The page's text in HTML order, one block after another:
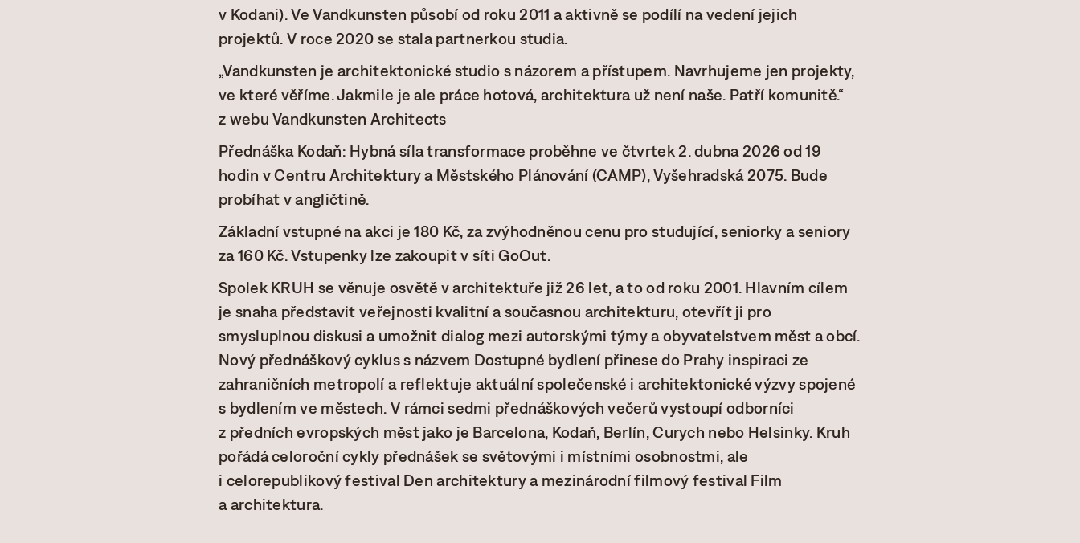
v Kodani). Ve Vandkunsten působí od roku 2011 a aktivně se podílí na vedení jejich
projektů. V roce 2020 se stala partnerkou studia.
„Vandkunsten je architektonické studio s názorem a přístupem. Navrhujeme jen projekty,
ve které věříme. Jakmile je ale práce hotová, architektura už není naše. Patří komunitě.“
z webu Vandkunsten Architects
Přednáška Kodaň: Hybná síla transformace proběhne ve čtvrtek 2. dubna 2026 od 19
hodin v Centru Architektury a Městského Plánování (CAMP), Vyšehradská 2075. Bude
probíhat v angličtině.
Základní vstupné na akci je 180 Kč, za zvýhodněnou cenu pro studující, seniorky a seniory
za 160 Kč. Vstupenky lze zakoupit v síti GoOut.
Spolek KRUH se věnuje osvětě v architektuře již 26 let, a to od roku 2001. Hlavním cílem
je snaha představit veřejnosti kvalitní a současnou architekturu, otevřít ji pro
smysluplnou diskusi a umožnit dialog mezi autorskými týmy a obyvatelstvem měst a obcí.
Nový přednáškový cyklus s názvem Dostupné bydlení přinese do Prahy inspiraci ze
zahraničních metropolí a reflektuje aktuální společenské i architektonické výzvy spojené
s bydlením ve městech. V rámci sedmi přednáškových večerů vystoupí odborníci
z předních evropských měst jako je Barcelona, Kodaň, Berlín, Curych nebo Helsinky. Kruh
pořádá celoroční cykly přednášek se světovými i místními osobnostmi, ale
i celorepublikový festival Den architektury a mezinárodní filmový festival Film
a architektura.